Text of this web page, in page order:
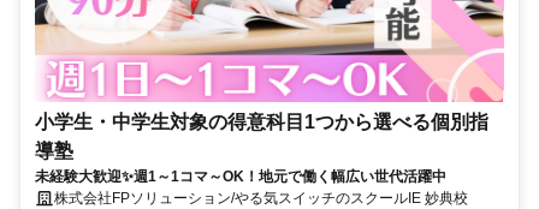
小学生・中学生対象の得意科目1つから選べる個別指
導塾
未経験大歓迎✨週1～1コマ～OK！地元で働く幅広い世代活躍中
株式会社FPソリューション/やる気スイッチのスクールIE 妙典校